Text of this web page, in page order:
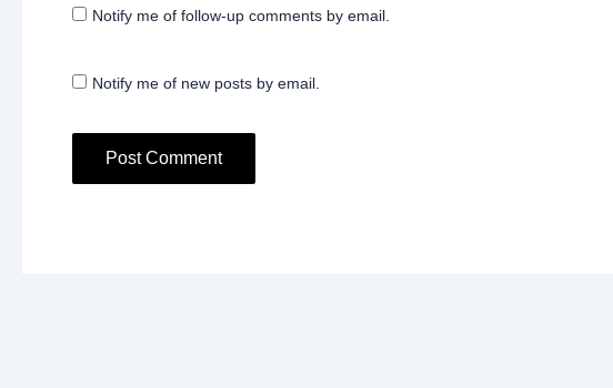
Notify me of follow-up comments by email.
Notify me of new posts by email.